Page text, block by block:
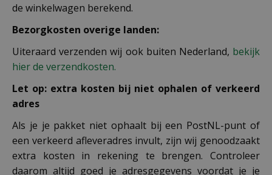
de winkelwagen berekend.
Bezorgkosten overige landen:
Uiteraard verzenden wij ook buiten Nederland, bekijk
hier de verzendkosten.
Let op: extra kosten bij niet ophalen of verkeerd
adres
Als je je pakket niet ophaalt bij een PostNL-punt of
een verkeerd afleveradres invult, zijn wij genoodzaakt
extra kosten in rekening te brengen. Controleer
daarom altijd goed je adresgegevens voordat je je